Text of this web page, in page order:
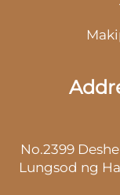
No.2399
Lungsod ng